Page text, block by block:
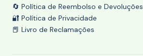
🔄 Política de Reembolso e Devoluções
🔐 Política de Privacidade
📕 Livro de Reclamações